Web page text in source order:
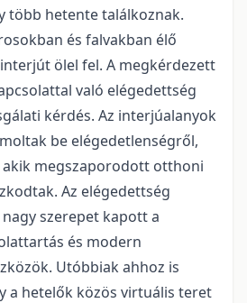
több hetente találkoznak.
és falvakban élő
ölel fel. A megkérdezett
való elégedettség
kérdés. Az interjúalanyok
be elégedetlenségről,
akik megszaporodott otthoni
Az elégedettség
szerepet kapott a
és modern
Utóbbiak ahhoz is
a hetelők közös virtuális teret